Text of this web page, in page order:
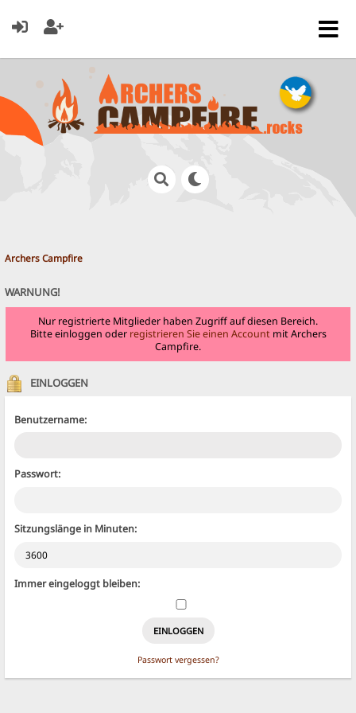
Archers Campfire
WARNUNG!
Nur registrierte Mitglieder haben Zugriff auf diesen Bereich.
Bitte einloggen oder registrieren Sie einen Accountmit Archers
Campfire.
EINLOGGEN
Benutzername:
Passwort:
Sitzungslänge in Minuten:
Immer eingeloggt bleiben:
Passwort vergessen?